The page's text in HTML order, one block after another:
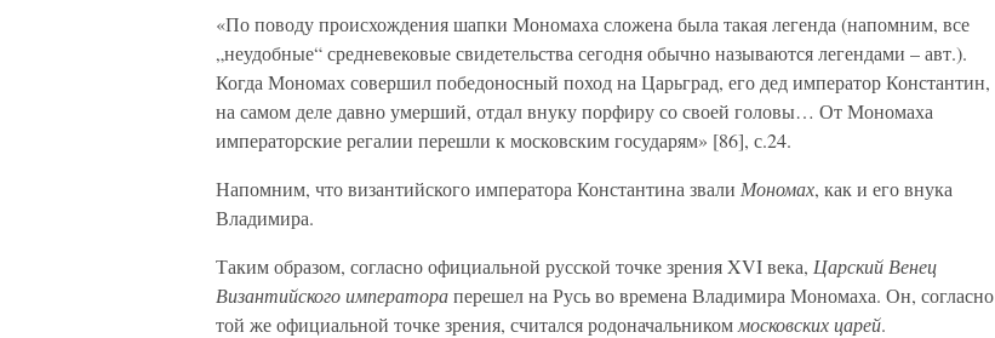
«По поводу происхождения шапки Мономаха сложена была такая легенда (напомним, все
„неудобные“ средневековые свидетельства сегодня обычно называются легендами – авт.).
Когда Мономах совершил победоносный поход на Царьград, его дед император Константин,
на самом деле давно умерший, отдал внуку порфиру со своей головы… От Мономаха
императорские регалии перешли к московским государям» [86], с.24.
Напомним, что византийского императора Константина звали Мономах, как и его внука
Владимира.
Таким образом, согласно официальной русской точке зрения XVI века, Царский Венец
Византийского императораперешел на Русь во времена Владимира Мономаха. Он, согласно
той же официальной точке зрения, считался родоначальником московских царей.